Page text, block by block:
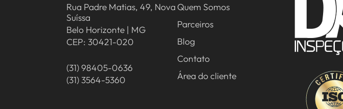
Rua Padre Matias, 49, Nova
Suíssa
Belo Horizonte | MG
CEP: 30421-020
(31) 98405-0636
(31) 3564-5360
Quem Somos
Parceiros
Blog
Contato
Área do cliente